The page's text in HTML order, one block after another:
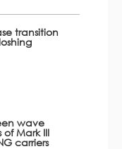
transition
wave
Mark III
carriers